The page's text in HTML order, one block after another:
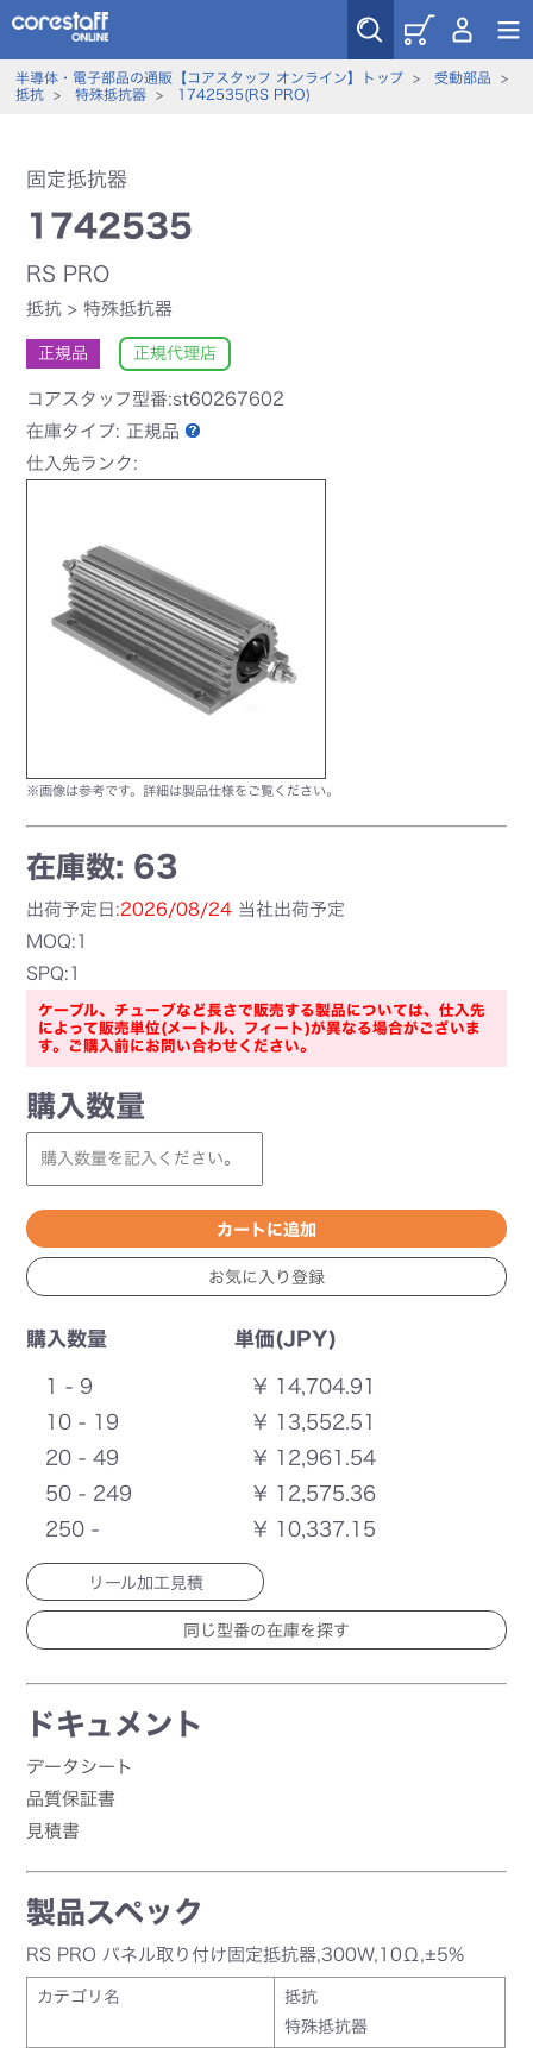
半導体・電子部品の通販【コアスタッフ オンライン】トップ> 受動部品 >
抵抗> 特殊抵抗器> 1742535(RS PRO)
固定抵抗器
1742535
RS PRO
抵抗 >特殊抵抗器
正規品 正規代理店
コアスタッフ型番:st60267602
在庫タイプ: 正規品
仕入先ランク:
※画像は参考です。詳細は製品仕様をご覧ください。
在庫数: 63
出荷予定日:2026/08/24 当社出荷予定
MOQ:1
SPQ:1
ケーブル、チューブなど長さで販売する製品については、仕入先
によって販売単位(メートル、フィート)が異なる場合がございま
す。ご購入前にお問い合わせください。
購入数量
購入数量 単価(JPY)
1 - 9
¥ 14,704.91
10 - 19
¥ 13,552.51
20 - 49
¥ 12,961.54
50 - 249
¥ 12,575.36
250 -
¥ 10,337.15
リール加工見積
ドキュメント
データシート
品質保証書
見積書
製品スペック
RS PRO パネル取り付け固定抵抗器,300W,10Ω,±5%
カテゴリ名
抵抗
特殊抵抗器